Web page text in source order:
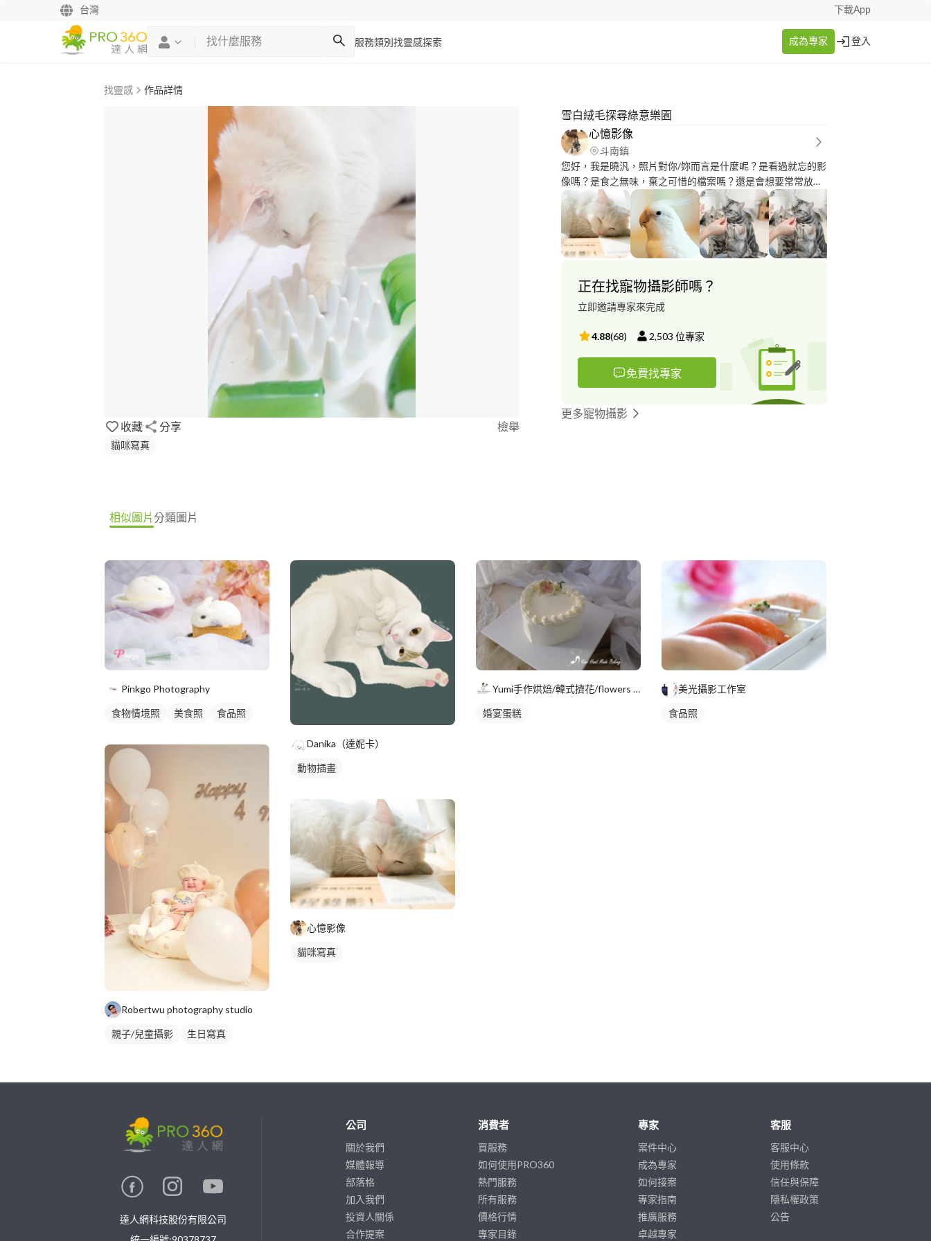
台灣 下載App
服務類別 找靈感探索 成為專家 登入
找靈感 作品詳情
收藏 分享 檢舉
貓咪寫真
雪白絨毛探尋綠意樂園
心憶影像
斗南鎮
您好，我是曉汎，照片對你/妳而言是什麼呢？是看過就忘的影
像嗎？是食之無味，棄之可惜的檔案嗎？還是會想要常常放在
眼前，令你/妳心動的回憶？ 時間走過無法重來，我致力於留
下觸動人心的回憶，留住自然真情的畫面，對我而言，每一次
拍攝都是珍貴的時刻，每一次委託，都是真心的交付。
正在找寵物攝影師嗎？
立即邀請專家來完成
4.88(68) 2,503 位專家
免費找專家
更多寵物攝影
相似圖片分類圖片
Pinkgo Photography
食物情境照 美食照 食品照
Robertwu photography studio
親子/兒童攝影 生日寫真
Danika（達妮卡）
動物插畫
心憶影像
貓咪寫真
Yumi手作烘焙/韓式擠花/flowers cake/香氛蠟
婚宴蛋糕
美光攝影工作室
食品照
達人網科技股份有限公司
公司
關於我們
媒體報導
部落格
加入我們
投資人關係
合作提案
消費者
買服務
如何使用PRO360
熱門服務
所有服務
價格行情
專家目錄
專家
案件中心
成為專家
如何接案
專家指南
推廣服務
卓越專家
客服
客服中心
使用條款
信任與保障
隱私權政策
公告